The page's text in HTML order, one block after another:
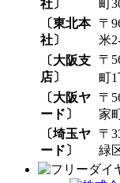
社〕
町
〔東北本
社〕
〒
米
〔大阪支
店〕
〒
町1
〔大阪ヤ
ード〕
〒
家
〔埼玉ヤ
ード〕
〒
緑